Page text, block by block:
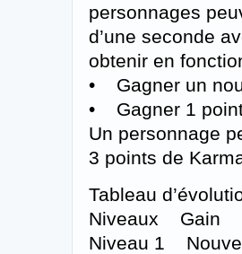
personnages
d’une seconde
obtenir en
• Gagner un
• Gagner 1
Un personnage
3 points de
Tableau
Niveaux Gain
Niveau 1